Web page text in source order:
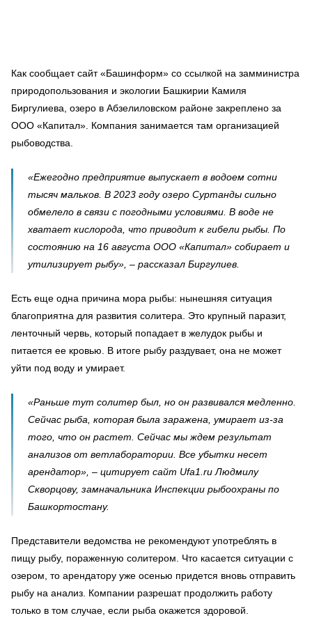
Как сообщает сайт «Башинформ» со ссылкой на замминистра
природопользования и экологии Башкирии Камиля
Биргулиева, озеро в Абзелиловском районе закреплено за
ООО «Капитал». Компания занимается там организацией
рыбоводства.
«Ежегодно предприятие выпускает в водоем сотни
тысяч мальков. В 2023 году озеро Суртанды сильно
обмелело в связи с погодными условиями. В воде не
хватает кислорода, что приводит к гибели рыбы. По
состоянию на 16 августа ООО «Капитал» собирает и
утилизирует рыбу», – рассказал Биргулиев.
Есть еще одна причина мора рыбы: нынешняя ситуация
благоприятна для развития солитера. Это крупный паразит,
ленточный червь, который попадает в желудок рыбы и
питается ее кровью. В итоге рыбу раздувает, она не может
уйти под воду и умирает.
«Раньше тут солитер был, но он развивался медленно.
Сейчас рыба, которая была заражена, умирает из-за
того, что он растет. Сейчас мы ждем результат
анализов от ветлаборатории. Все убытки несет
арендатор», – цитирует сайт Ufa1.ru Людмилу
Скворцову, замначальника Инспекции рыбоохраны по
Башкортостану.
Представители ведомства не рекомендуют употреблять в
пищу рыбу, пораженную солитером. Что касается ситуации с
озером, то арендатору уже осенью придется вновь отправить
рыбу на анализ. Компании разрешат продолжить работу
только в том случае, если рыба окажется здоровой.